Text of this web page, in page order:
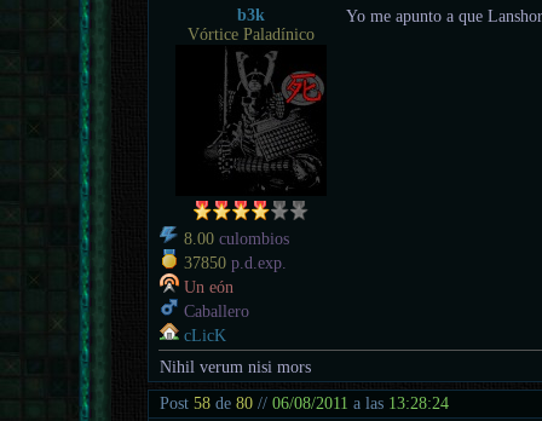
b3k
Vórtice Paladínico
8.00 culombios
37850 p.d.exp.
Un eón
Caballero
cLicK
Yo me apunto a que
Nihil verum nisi mors
Post58 de80 //06/08/2011 a las 13:28:24